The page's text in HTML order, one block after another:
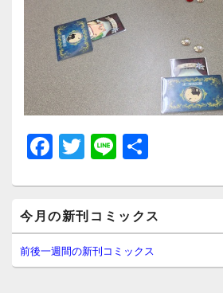
F
a
c
e
b
o
T
wi
tt
er
Li
n
e
イ
ン
サ
イ
今月の新刊コミックス
前後一週間の新刊コミックス